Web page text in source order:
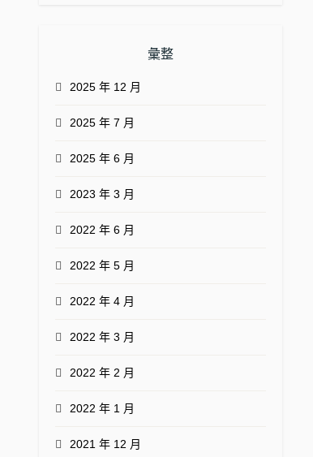
彙整
2025 年 12 月
2025 年 7 月
2025 年 6 月
2023 年 3 月
2022 年 6 月
2022 年 5 月
2022 年 4 月
2022 年 3 月
2022 年 2 月
2022 年 1 月
2021 年 12 月